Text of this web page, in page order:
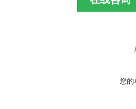
您的